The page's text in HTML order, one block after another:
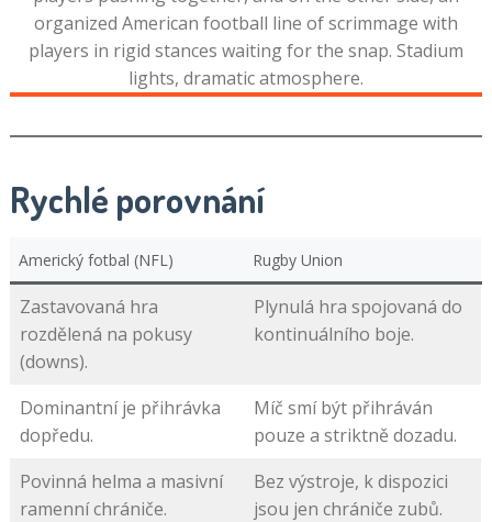
Rychlé porovnání
Americký fotbal (NFL) Rugby Union
Zastavovaná hra
rozdělená na pokusy
(downs).
Plynulá hra spojovaná do
kontinuálního boje.
Dominantní je přihrávka
dopředu.
Míč smí být přihráván
pouze a striktně dozadu.
Povinná helma a masivní
ramenní chrániče.
Bez výstroje, k dispozici
jsou jen chrániče zubů.